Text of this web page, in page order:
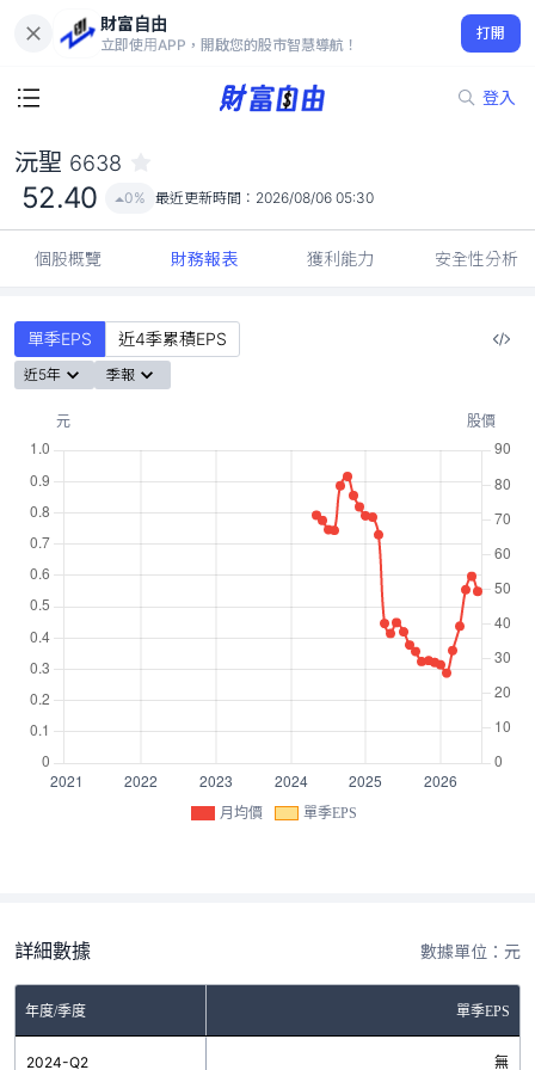
財富自由
立即使用APP，開啟您的股市智慧導航！
打開
登入
52.40
0%
沅聖 6638
52.40 0% 最近更新時間： 2026/08/06 05:30
個股概覽 財務報表 獲利能力 安全性分析
單季EPS 近4季累積EPS
近5年 季報
月均價 單季EPS
詳細數據 數據單位：元
年度/季度 單季EPS
2024-Q2 無